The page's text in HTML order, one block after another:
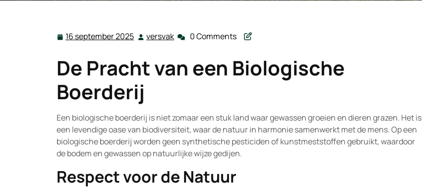
16 september 2025 16
2025
versvak versvak0 Comments
De Pracht van een Biologische
Boerderij
Een biologische boerderij is niet zomaar een stuk land waar gewassen groeien en dieren grazen. Het is
een levendige oase van biodiversiteit, waar de natuur in harmonie samenwerkt met de mens. Op een
biologische boerderij worden geen synthetische pesticiden of kunstmeststoffen gebruikt, waardoor
de bodem en gewassen op natuurlijke wijze gedijen.
Respect voor de Natuur